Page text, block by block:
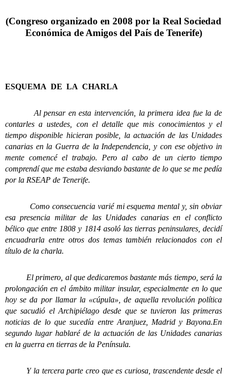
(Congreso organizado en 2008 por la Real Sociedad
Económica de Amigos del País de Tenerife)
ESQUEMA DE LA CHARLA
Al pensar en esta intervención, la primera idea fue la de
contarles a ustedes, con el detalle que mis conocimientos y el
tiempo disponible hicieran posible, la actuación de las Unidades
canarias en la Guerra de la Independencia, y con ese objetivo in
mente comencé el trabajo. Pero al cabo de un cierto tiempo
comprendí que me estaba desviando bastante de lo que se me pedía
por la RSEAP de Tenerife.
Como consecuencia varié mi esquema mental y, sin obviar
esa presencia militar de las Unidades canarias en el conflicto
bélico que entre 1808 y 1814 asoló las tierras peninsulares, decidí
encuadrarla entre otros dos temas también relacionados con el
título de la charla.
El primero, al que dedicaremos bastante más tiempo, será la
prolongación en el ámbito militar insular, especialmente en lo que
hoy se da por llamar la «cúpula», de aquella revolución política
que sacudió el Archipiélago desde que se tuvieron las primeras
noticias de lo que sucedía entre Aranjuez, Madrid y Bayona.En
segundo lugar hablaré de la actuación de las Unidades canarias
en la guerra en tierras de la Península.
Y la tercera parte creo que es curiosa, trascendente desde el